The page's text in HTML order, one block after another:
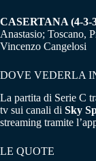
CASERTANA (4-3-
Anastasio; Toscano,
Vincenzo Cangelosi
DOVE VEDERLA
La partita di Serie C
tv sui canali di Sky
streaming tramite
LE QUOTE